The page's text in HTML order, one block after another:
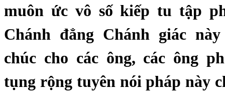
muôn ức vô số kiếp tu tập
Chánh đẳng Chánh giác
chúc cho các ông, các ông
tụng rộng tuyên nói pháp này